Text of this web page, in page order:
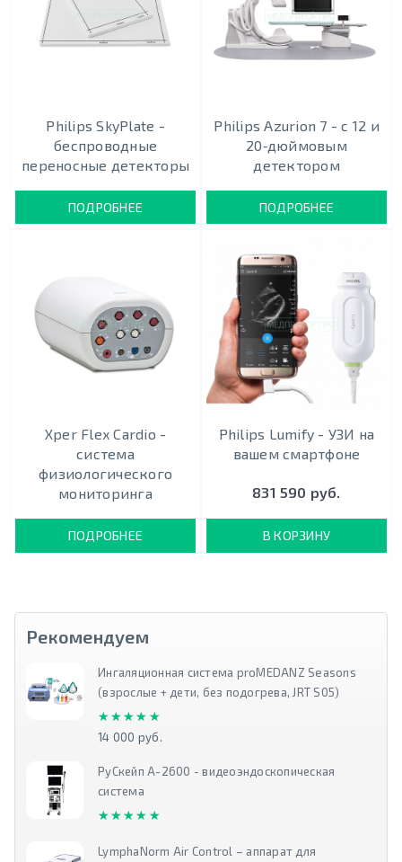
Philips SkyPlate -
беспроводные
переносные детекторы
ПОДРОБНЕЕ
Philips Azurion 7 - c 12 и
20‑дюймовым
детектором
ПОДРОБНЕЕ
Xper Flex Cardio -
система
физиологического
мониторинга
ПОДРОБНЕЕ
Philips Lumify - УЗИ на
вашем смартфоне
831 590 руб.
В КОРЗИНУ
Рекомендуем
Ингаляционная система proMEDANZ Seasons
(взрослые + дети, без подогрева, JRT S05)
★★★★★
★★★★★
14 000 руб.
РуСкейп А-2600 - видеоэндоскопическая
система
★★★★★
★★★★★
LymphaNorm Air Control – аппарат для